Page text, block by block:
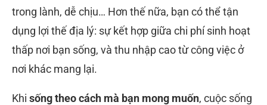
trong lành, dễ chịu… Hơn thế nữa, bạn có thể tận
dụng lợi thế địa lý: sự kết hợp giữa chi phí sinh hoạt
thấp nơi bạn sống, và thu nhập cao từ công việc ở
nơi khác mang lại.
Khi sống theo cách mà bạn mong muốn, cuộc sống